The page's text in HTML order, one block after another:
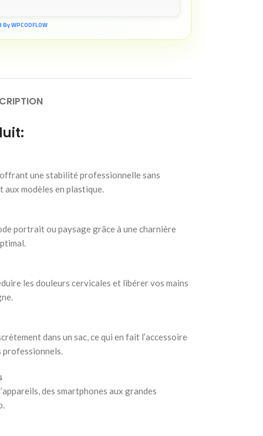
WPCODFLOW
une stabilité professionnelle sans
modèles en plastique.
portrait ou paysage grâce à une charnière
les douleurs cervicales et libérer vos mains
dans un sac, ce qui en fait l’accessoire
des smartphones aux grandes